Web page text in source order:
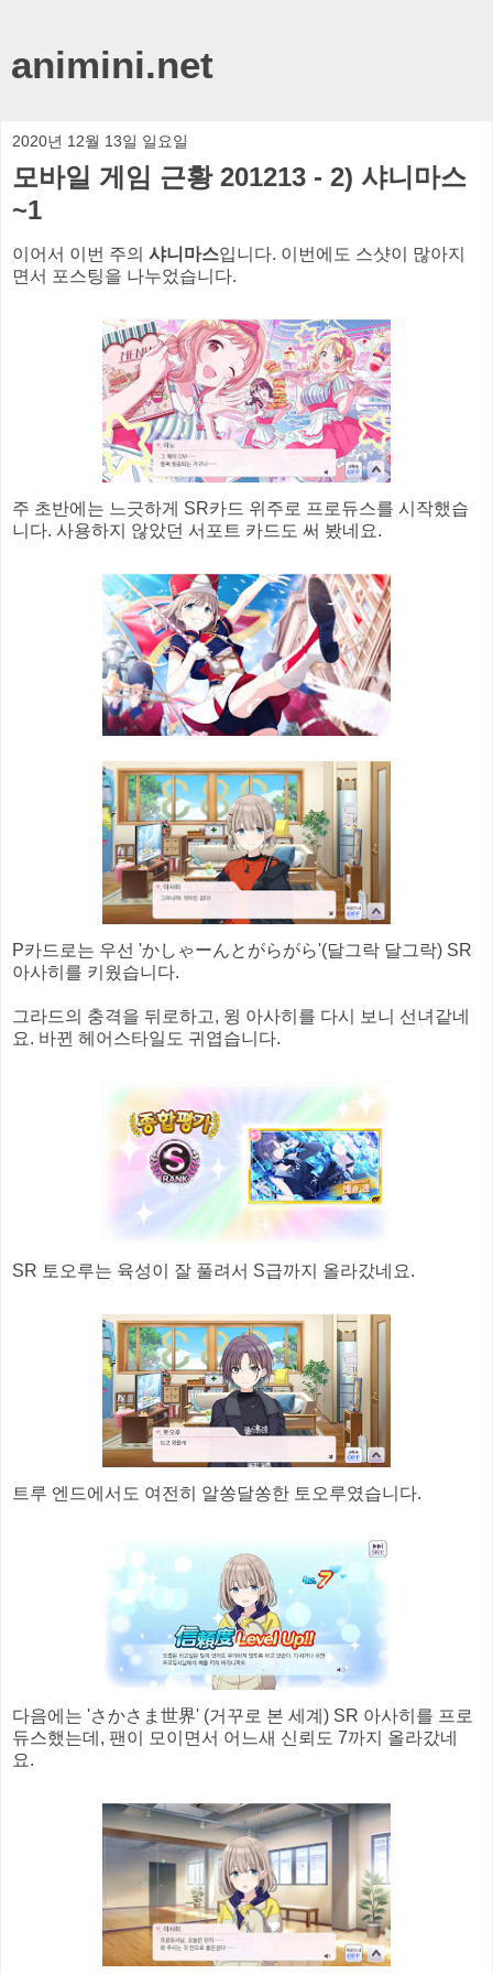
animini.net
2020년 12월 13일 일요일
모바일 게임 근황 201213 - 2) 샤니마스
~1
이어서 이번 주의 샤니마스입니다. 이번에도 스샷이 많아지
면서 포스팅을 나누었습니다.
주 초반에는 느긋하게 SR카드 위주로 프로듀스를 시작했습
니다. 사용하지 않았던 서포트 카드도 써 봤네요.
P카드로는 우선 'かしゃーんとがらがら'(달그락 달그락) SR
아사히를 키웠습니다.
그라드의 충격을 뒤로하고, 윙 아사히를 다시 보니 선녀같네
요. 바뀐 헤어스타일도 귀엽습니다.
SR 토오루는 육성이 잘 풀려서 S급까지 올라갔네요.
트루 엔드에서도 여전히 알쏭달쏭한 토오루였습니다.
다음에는 'さかさま世界' (거꾸로 본 세계) SR 아사히를 프로
듀스했는데, 팬이 모이면서 어느새 신뢰도 7까지 올라갔네
요.